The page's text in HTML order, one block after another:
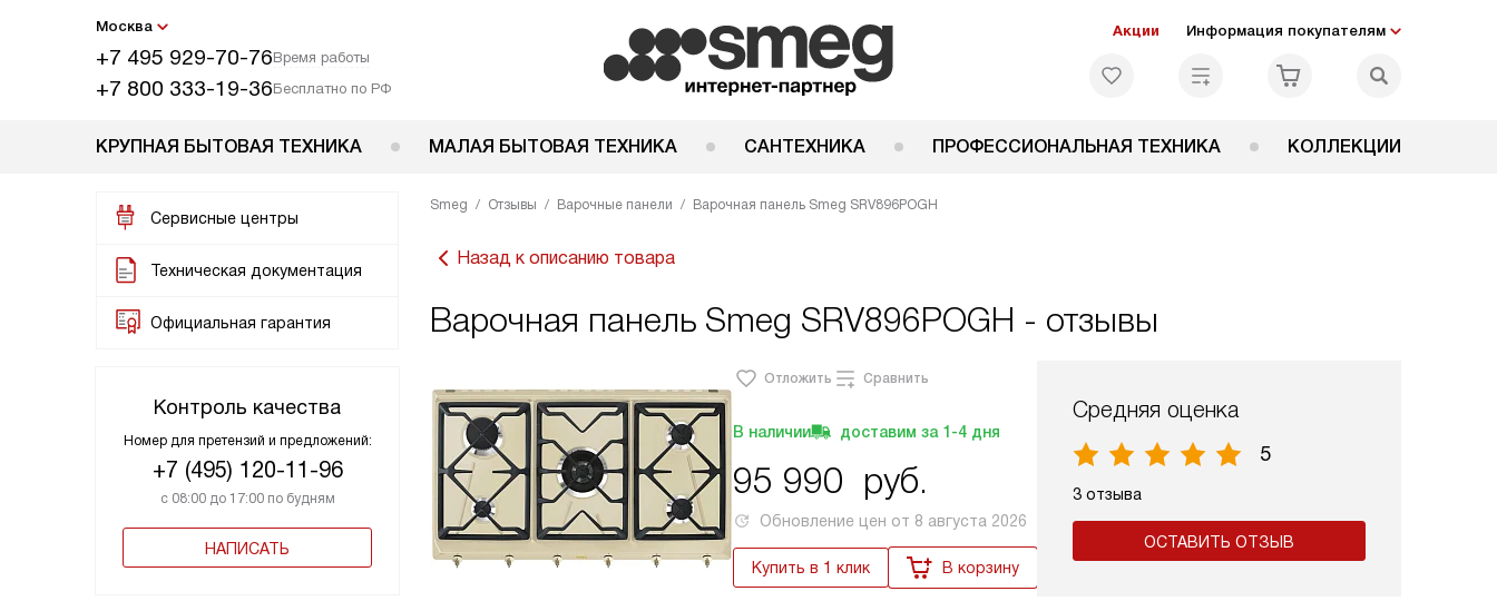
Москва
+7 495 929-70-76Время работы
+7 800 333-19-36Бесплатно по РФ
Акции Информация покупателям
КРУПНАЯ БЫТОВАЯ ТЕХНИКА МАЛАЯ БЫТОВАЯ ТЕХНИКА САНТЕХНИКА ПРОФЕССИОНАЛЬНАЯ ТЕХНИКА КОЛЛЕКЦИИ
Сервисные центры
Техническая документация
Официальная гарантия
Контроль качества
Номер для претензий и предложений:
+7 (495) 120-11-96
с 08:00 до 17:00 по будням
НАПИСАТЬ
Smeg Отзывы Варочные панели Варочная панель Smeg SRV896POGH
Назад к описанию товара
Варочная панель Smeg SRV896POGH - отзывы
Отложить Сравнить
В наличии доставим за 1-4 дня
95 990 руб.
Обновление цен от 8 августа 2026
Купить в 1 клик В корзину
Средняя оценка
5
3 отзыва
ОСТАВИТЬ ОТЗЫВ